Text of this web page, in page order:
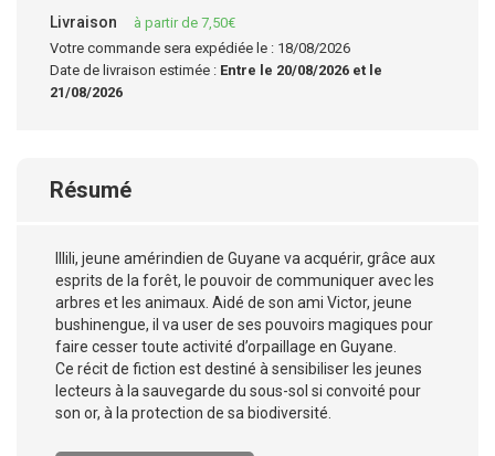
Livraison
à partir de 7,50€
Votre commande sera expédiée le : 18/08/2026
Date de livraison estimée : Entre le 20/08/2026 et le
21/08/2026
Résumé
Illili, jeune amérindien de Guyane va acquérir, grâce aux
esprits de la forêt, le pouvoir de communiquer avec les
arbres et les animaux. Aidé de son ami Victor, jeune
bushinengue, il va user de ses pouvoirs magiques pour
faire cesser toute activité d’orpaillage en Guyane.
Ce récit de fiction est destiné à sensibiliser les jeunes
lecteurs à la sauvegarde du sous-sol si convoité pour
son or, à la protection de sa biodiversité.